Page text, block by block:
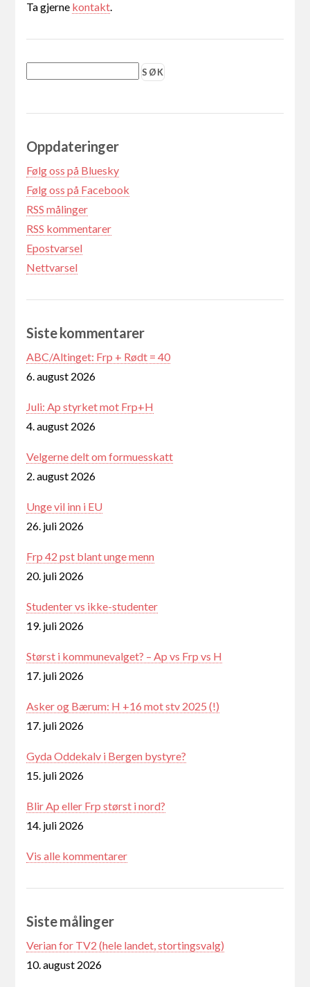
Ta gjerne kontakt.
Oppdateringer
Følg oss på Bluesky
Følg oss på Facebook
RSS målinger
RSS kommentarer
Epostvarsel
Nettvarsel
Siste kommentarer
ABC/Altinget: Frp + Rødt = 40
6. august 2026
Juli: Ap styrket mot Frp+H
4. august 2026
Velgerne delt om formuesskatt
2. august 2026
Unge vil inn i EU
26. juli 2026
Frp 42 pst blant unge menn
20. juli 2026
Studenter vs ikke-studenter
19. juli 2026
Størst i kommunevalget? – Ap vs Frp vs H
17. juli 2026
Asker og Bærum: H +16 mot stv 2025 (!)
17. juli 2026
Gyda Oddekalv i Bergen bystyre?
15. juli 2026
Blir Ap eller Frp størst i nord?
14. juli 2026
Vis alle kommentarer
Siste målinger
Verian for TV2 (hele landet, stortingsvalg)
10. august 2026